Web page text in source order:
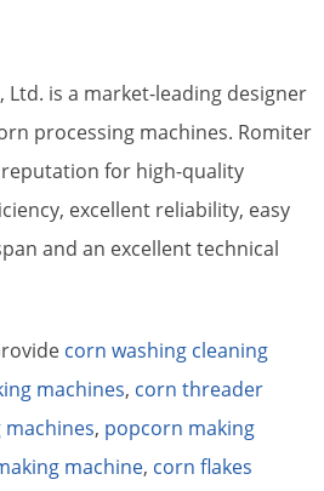
Ltd. is a market-leading designer
processing machines. Romiter
for high-quality
excellent reliability, easy
and an excellent technical
corn washing cleaning
machines, corn threader
, popcorn making
machine, corn flakes